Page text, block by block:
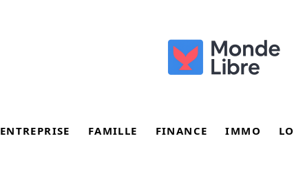
ENTREPRISE FAMILLE FINANCE IMMO